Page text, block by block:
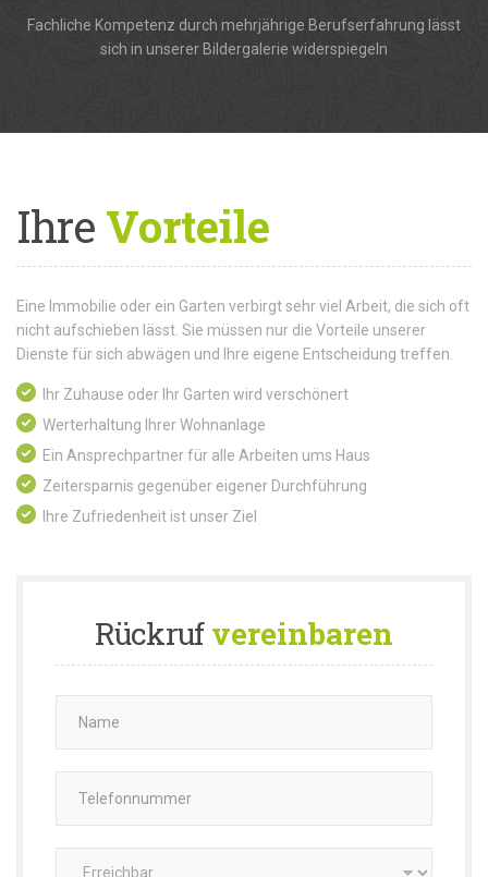
Fachliche Kompetenz durch mehrjährige Berufserfahrung lässt
sich in unserer Bildergalerie widerspiegeln
IhreVorteile
Eine Immobilie oder ein Garten verbirgt sehr viel Arbeit, die sich oft
nicht aufschieben lässt. Sie müssen nur die Vorteile unserer
Dienste für sich abwägen und Ihre eigene Entscheidung treffen.
Ihr Zuhause oder Ihr Garten wird verschönert
Werterhaltung Ihrer Wohnanlage
Ein Ansprechpartner für alle Arbeiten ums Haus
Zeitersparnis gegenüber eigener Durchführung
Ihre Zufriedenheit ist unser Ziel
Rückrufvereinbaren